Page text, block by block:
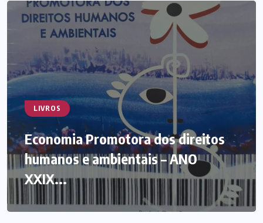
LIVROS
Economia Promotora dos direitos
humanos e ambientais – ANO
XXIX...